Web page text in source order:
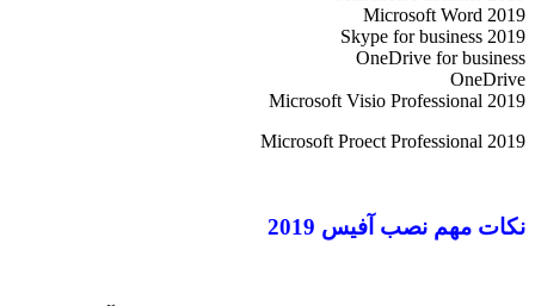
Microsoft Word 2019
Skype for business 2019
OneDrive for business
OneDrive
Microsoft Visio Professional 2019
Microsoft Proect Professional 2019
نکات مهم نصب آفیس 2019